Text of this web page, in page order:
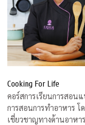
Cooking For Life
คอร์สการเรียนการสอน
การสอนการทำอาหาร
เชี่ยวชาญทางด้านอาหา